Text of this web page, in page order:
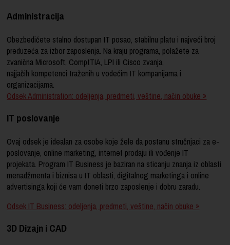
Administracija
Obezbedićete stalno dostupan IT posao, stabilnu platu i najveći broj
preduzeća za izbor zaposlenja. Na kraju programa, polažete za
zvanična Microsoft, ComptTIA, LPI ili Cisco zvanja,
najjačih kompetenci traženih u vodećim IT kompanijama i
organizacijama.
Odsek Administration: odeljenja, predmeti, veštine, način obuke »
IT poslovanje
Ovaj odsek je idealan za osobe koje žele da postanu stručnjaci za e-
poslovanje, online marketing, internet prodaju ili vođenje IT
projekata. Program IT Business je baziran na sticanju znanja iz oblasti
menadžmenta i biznisa u IT oblasti, digitalnog marketinga i online
advertisinga koji će vam doneti brzo zaposlenje i dobru zaradu.
Odsek IT Business: odeljenja, predmeti, veštine, način obuke »
3D Dizajn i CAD